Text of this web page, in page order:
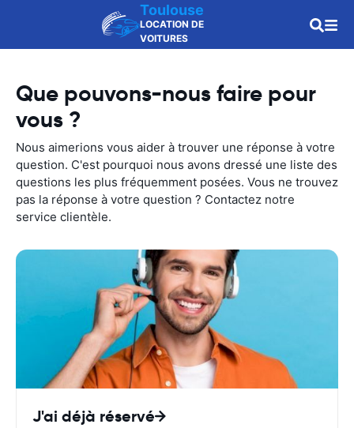
Toulouse
LOCATION DE
VOITURES
Que pouvons-nous faire pour
vous ?
Nous aimerions vous aider à trouver une réponse à votre
question. C'est pourquoi nous avons dressé une liste des
questions les plus fréquemment posées. Vous ne trouvez
pas la réponse à votre question ? Contactez notre
service clientèle.
J'ai déjà réservé